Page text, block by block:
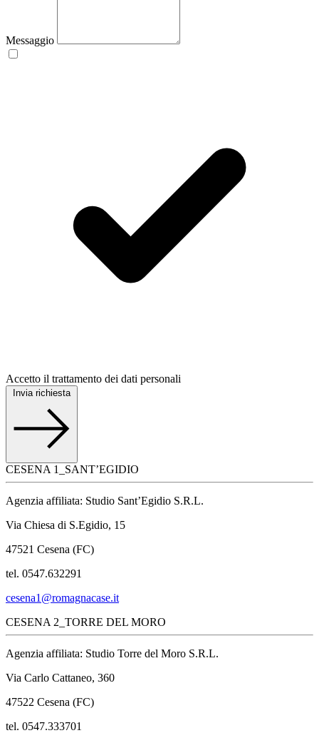
Messaggio
Accetto il trattamento dei dati personali
Invia richiesta
CESENA 1_SANT’EGIDIO
Agenzia affiliata: Studio Sant’Egidio S.R.L.
Via Chiesa di S.Egidio, 15
47521 Cesena (FC)
tel. 0547.632291
cesena1@romagnacase.it
CESENA 2_TORRE DEL MORO
Agenzia affiliata: Studio Torre del Moro S.R.L.
Via Carlo Cattaneo, 360
47522 Cesena (FC)
tel. 0547.333701